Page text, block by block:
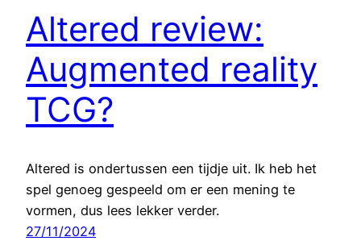
Altered review:
Augmented reality
TCG?
Altered is ondertussen een tijdje uit. Ik heb het
spel genoeg gespeeld om er een mening te
vormen, dus lees lekker verder.
27/11/2024